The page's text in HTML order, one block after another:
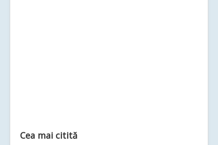
Cea mai citită